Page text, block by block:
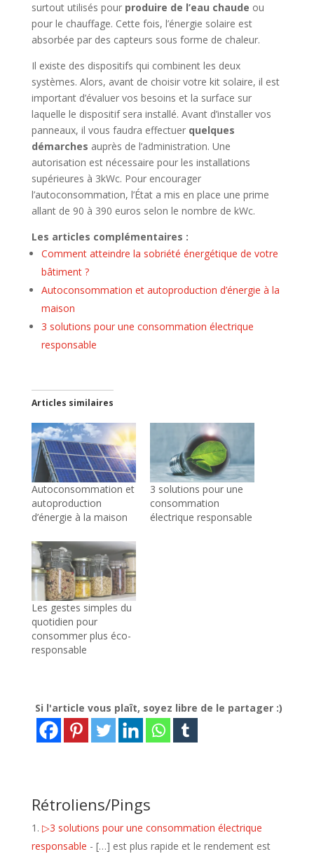
surtout utilisés pour produire de l’eau chaude ou
pour le chauffage. Cette fois, l’énergie solaire est
absorbée par des capteurs sous forme de chaleur.
Il existe des dispositifs qui combinent les deux
systèmes. Alors, avant de choisir votre kit solaire, il est
important d’évaluer vos besoins et la surface sur
laquelle le dispositif sera installé. Avant d’installer vos
panneaux, il vous faudra effectuer quelques
démarches auprès de l’administration. Une
autorisation est nécessaire pour les installations
supérieures à 3kWc. Pour encourager
l’autoconsommation, l’État a mis en place une prime
allant de 90 à 390 euros selon le nombre de kWc.
Les articles complémentaires :
Comment atteindre la sobriété énergétique de votre
bâtiment ?
Autoconsommation et autoproduction d’énergie à la
maison
3 solutions pour une consommation électrique
responsable
Articles similaires
Autoconsommation et
autoproduction
d’énergie à la maison
3 solutions pour une
consommation
électrique responsable
Les gestes simples du
quotidien pour
consommer plus éco-
responsable
Si l'article vous plaît, soyez libre de le partager :)
Rétroliens/Pings
▷3 solutions pour une consommation électrique
responsable - […] est plus rapide et le rendement est